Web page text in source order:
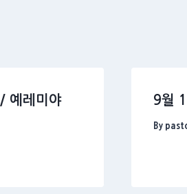
예레미야
9월
By